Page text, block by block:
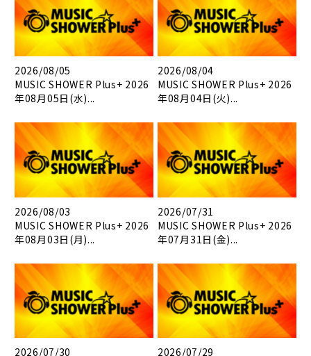
2026/08/05
MUSIC SHOWER Plus+ 2026
年08月05日(水)...
2026/08/04
MUSIC SHOWER Plus+ 2026
年08月04日(火)...
2026/08/03
MUSIC SHOWER Plus+ 2026
年08月03日(月)...
2026/07/31
MUSIC SHOWER Plus+ 2026
年07月31日(金)...
2026/07/30 2026/07/29